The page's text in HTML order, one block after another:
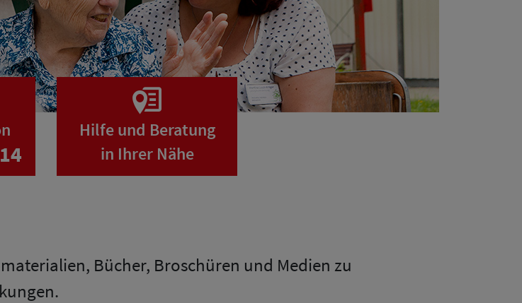
Hilfe und Beratung
in Ihrer Nähe
Bücher, Broschüren und Medien zu